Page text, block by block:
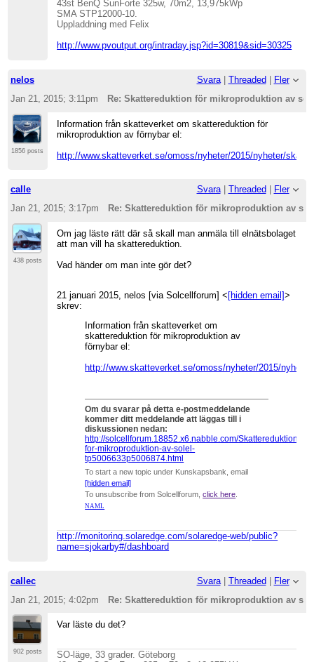
43st BenQ SunForte 325w, 70m2, 13,975kWp
SMA STP12000-10.
Uppladdning med Felix
http://www.pvoutput.org/intraday.jsp?id=30819&sid=30325
nelos Svara| Threaded
Fler
Jan 21, 2015; 3:11pm
Re: Skattereduktion för mikroproduktion av
1856 posts
Information från skatteverket om skattereduktion för
mikroproduktion av förnybar el:
http://www.skatteverket.se/omoss/nyheter/2015/nyheter/
calle Svara| Threaded
Fler
Jan 21, 2015; 3:17pm
Re: Skattereduktion för mikroproduktion av
438 posts
Om jag läste rätt där så skall man anmäla till elnätsbolaget
att man vill ha skattereduktion.
Vad händer om man inte gör det?
21 januari 2015, nelos [via Solcellforum] < [hidden email]>
skrev:
Information från skatteverket om
skattereduktion för mikroproduktion av
förnybar el:
http://www.skatteverket.se/omoss/nyheter/2015/
Om du svarar på detta e-postmeddelande
kommer ditt meddelande att läggas till i
diskussionen nedan:
http://solcellforum.18852.x6.nabble.com/Skattereduktion-
for-mikroproduktion-av-solel-
tp5006633p5006874.html
To start a new topic under Kunskapsbank, email
[hidden email]
To unsubscribe from Solcellforum,click here
NAML
http://monitoring.solaredge.com/solaredge-web/public?
name=sjokarby#/dashboard
callec Svara| Threaded | Fler
Jan 21, 2015; 4:02pm
Re: Skattereduktion för mikroproduktion av
902 posts
Var läste du det?
SO-läge, 33 grader. Göteborg